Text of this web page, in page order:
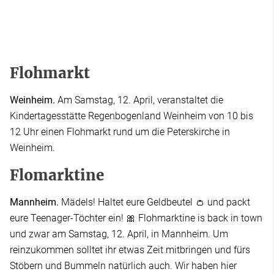
Flohmarkt
Weinheim. Am Samstag, 12. April, veranstaltet die
Kindertagesstätte Regenbogenland Weinheim von 10 bis
12 Uhr einen Flohmarkt rund um die Peterskirche in
Weinheim.
Flomarktine
Mannheim. Mädels! Haltet eure Geldbeutel 👛 und packt
eure Teenager-Töchter ein! 🎀 Flohmarktine is back in town
und zwar am Samstag, 12. April, in Mannheim. Um
reinzukommen solltet ihr etwas Zeit mitbringen und fürs
Stöbern und Bummeln natürlich auch. Wir haben hier